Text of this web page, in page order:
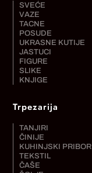
SVEĆE
VAZE
TACNE
POSUDE
UKRASNE KUTIJE
JASTUCI
FIGURE
SLIKE
KNJIGE
Trpezarija
TANJIRI
ČINIJE
KUHINJSKI PRIBOR
TEKSTIL
ČAŠE